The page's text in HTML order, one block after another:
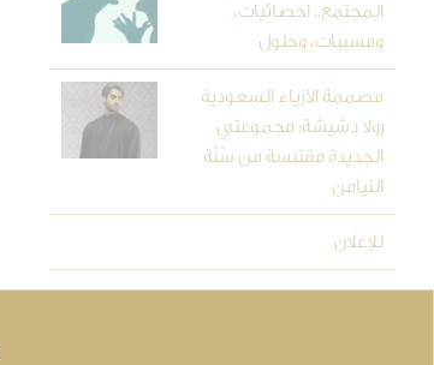
المجتمع.. احصائيات،
ومسببات، وحلول
مصممة الأزياء السعودية
رولا دشيشة: مجموعتي
الجديدة مقتبسة من سُنَّة
التيامن
للإعلان